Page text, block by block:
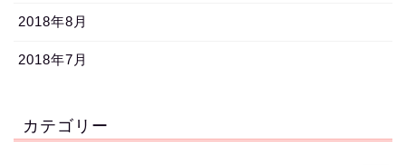
2018年8月
2018年7月
カテゴリー